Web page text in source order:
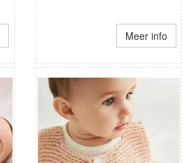
Meer info